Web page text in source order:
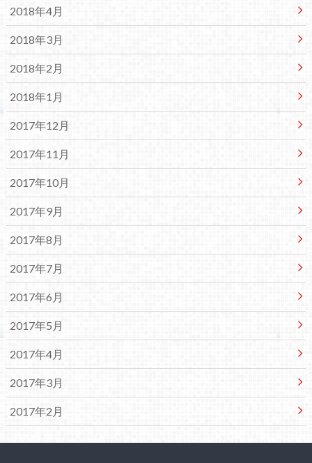
2018年4月
2018年3月
2018年2月
2018年1月
2017年12月
2017年11月
2017年10月
2017年9月
2017年8月
2017年7月
2017年6月
2017年5月
2017年4月
2017年3月
2017年2月